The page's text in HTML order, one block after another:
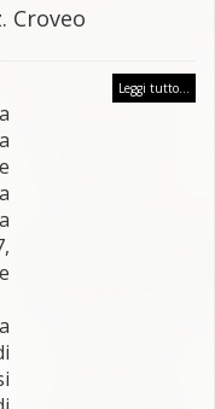
Croveo
Leggi tutto...